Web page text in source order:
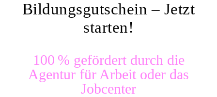
Bildungsgutschein – Jetzt
starten!
100 % gefördert durch die
Agentur für Arbeit oder das
Jobcenter